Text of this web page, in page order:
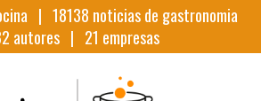
| 18138 noticias de gastronomia
autores | 21 empresas